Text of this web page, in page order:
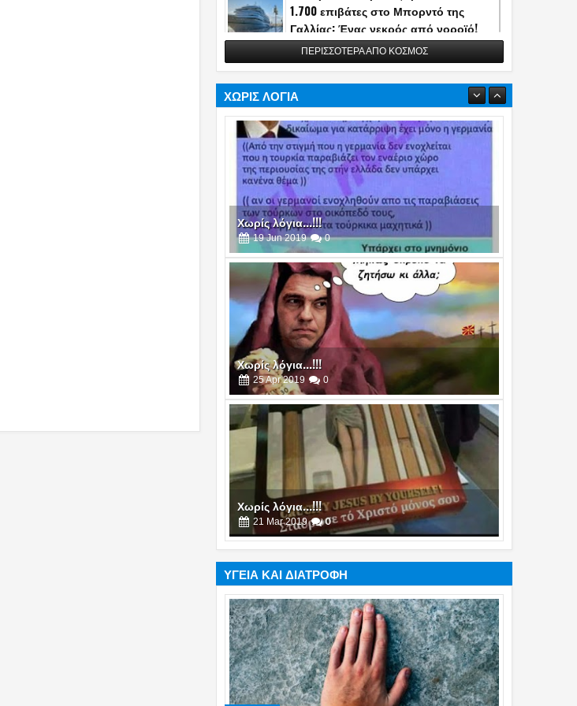
1.700 επιβάτες στο Μπορντό της
Γαλλίας: Ένας νεκρός από νοροϊό!
13 May 2026 0
Η Τουρκία αποκάλυψε την κατασκευή
Yildirimhan ακτίνας δράσης 6.000 χλμ.!
(video)
06 May 2026 0
Πυρά στο δείπνο ανταποκριτών του
Λευκού Οίκου - Απομακρύνθηκε ο
Τραμπ
26 Apr 2026
ΠΕΡΙΣΣΟΤΕΡΑ ΑΠΟ ΚΟΣΜΟΣ
ΧΩΡΙΣ ΛΟΓΙΑ
Χωρίς λόγια...!!!
25Apr 2019 0
Χωρίς λόγια...!!!
21 Mar 2019 0
Χωρίς λόγια...!!!
26 Jan 2019 0
Χωρίς λόγια...!!!
19 Jan 2019 0
ΥΓΕΙΑ ΚΑΙ ΔΙΑΤΡΟΦΗ